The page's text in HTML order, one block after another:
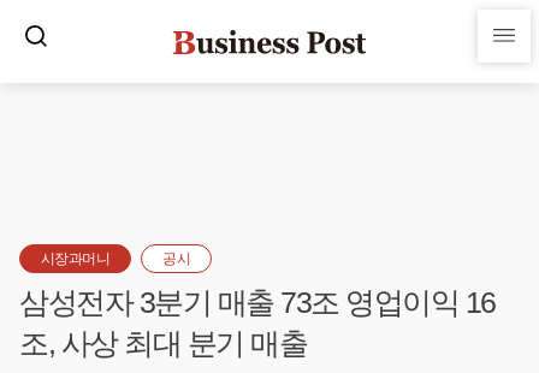
시장과머니 공시
삼성전자 3분기 매출 73조 영업이익 16
조, 사상 최대 분기 매출